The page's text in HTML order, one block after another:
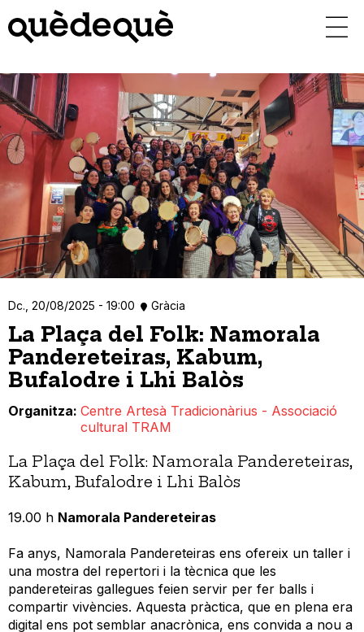
contingut
Dc., 20/08/2025 - 19:00 Gràcia
La Plaça del Folk: Namorala
Pandereteiras, Kabum,
Bufalodre i Lhi Balòs
Organitza Centre Artesà Tradicionàrius - Associació
cultural TRAM
La Plaça del Folk: Namorala Pandereteiras,
Kabum, Bufalodre i Lhi Balòs
19.00 h Namorala Pandereteiras
Fa anys, Namorala Pandereteiras ens ofereix un taller i
una mostra del repertori i la tècnica que les
pandereteiras gallegues feien servir per fer balls i
compartir vivències. Aquesta pràctica, que en plena era
digital ens pot semblar anacrònica, ens convida a nou a